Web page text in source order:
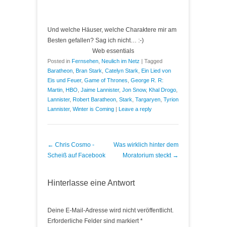
Und welche Häuser, welche Charaktere mir am
Besten gefallen? Sag ich nicht… :-)
Web essentials
Posted in Fernsehen Neulich im Netz | Tagged
Baratheon Bran Stark Catelyn Stark Ein Lied von
Eis und Feuer, Game of Thrones George R. R:
Martin HBO Jaime Lannister, Jon Snow, Khal Drogo
Lannister, Robert Baratheon Stark Targaryen Tyrion
Lannister, Winter is Coming | Leave a reply
Post navigation
← Chris Cosmo -
Scheiß auf Facebook
Was wirklich hinter dem
Moratorium steckt →
Hinterlasse eine Antwort
Deine E-Mail-Adresse wird nicht veröffentlicht.
Erforderliche Felder sind markiert*